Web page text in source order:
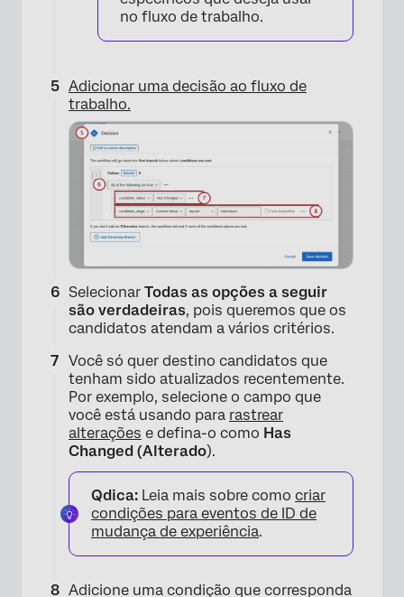
×
no fluxo de trabalho.
Adicionar uma decisão ao fluxo de
trabalho.
Selecionar Todas as opções a seguir
são verdadeiras, pois queremos que os
candidatos atendam a vários critérios.
Você só quer destino candidatos que
tenham sido atualizados recentemente.
Por exemplo, selecione o campo que
você está usando para rastrear
alterações e defina-o como Has
Changed (Alterado).
Qdica: Leia mais sobre como criar
condições para eventos de ID de
mudança de experiência.
Adicione uma condição que corresponda